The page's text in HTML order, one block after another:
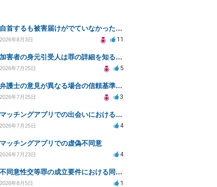
自首するも被害届けがでていなかった場合
2026年8月3日 11
加害者の身元引受人は罪の詳細を知ることができるか？
2026年7月25日 5
弁護士の意見が異なる場合の信頼基準について教えてください
2026年7月25日 3
マッチングアプリでの出会いにおける同意の証明方法は？
2026年7月25日 4
マッチングアプリでの虚偽不同意
2026年7月23日 4
不同意性交等罪の成立要件における同意とアルコールの影響
2026年8月5日 1